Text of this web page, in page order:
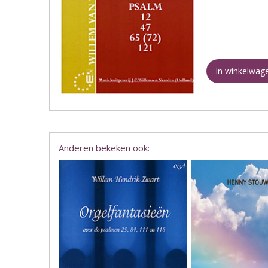
In
Anderen bekeken ook: